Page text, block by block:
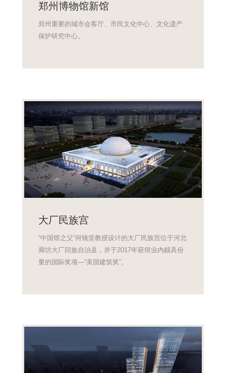
郑州博物馆新馆
郑州重要的城市会客厅、市民文化中心、文化遗产
保护研究中心。
大厂民族宫
“中国馆之父”何镜堂教授设计的大厂民族宫位于河北
廊坊大厂回族自治县，并于2017年获得业内颇具份
量的国际奖项—“美国建筑奖”。